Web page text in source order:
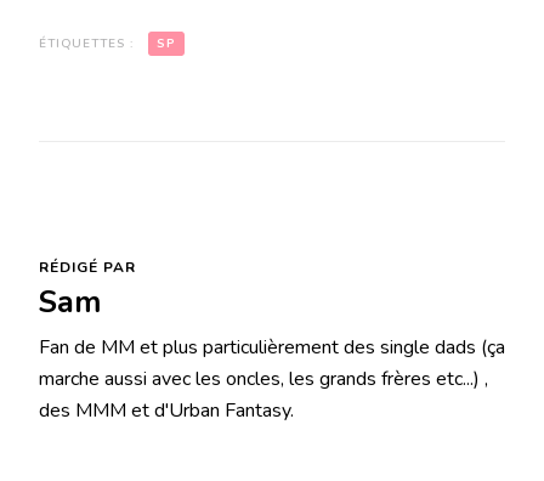
ÉTIQUETTES : SP
RÉDIGÉ PAR
Sam
Fan de MM et plus particulièrement des single dads (ça
marche aussi avec les oncles, les grands frères etc...) ,
des MMM et d'Urban Fantasy.